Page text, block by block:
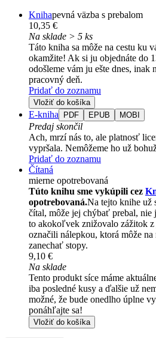
Knihapevná väzba s prebalom
10,35 €
Na sklade > 5 ks
Táto kniha sa môže na cestu ku
okamžite! Ak si ju objednáte do
odošleme vám ju ešte dnes, inak
pracovný deň.
Pridať do zoznamu
Vložiť do košíka
E-kniha PDF EPUB MOBI
Predaj skončil
Ach, mrzí nás to, ale platnosť
vypršala. Nemôžeme ho už
Pridať do zoznamu
Čítaná
mierne opotrebovaná
Túto knihu sme vykúpili cez
opotrebovaná.Na tejto knihe už
čítal, môže jej chýbať prebal, nie
to akokoľvek znižovalo zážitok
označili nálepkou, ktorá môže
zanechať stopy.
9,10 €
Na sklade
Tento produkt síce máme
iba posledné kusy a ďalšie už
možné, že bude onedlho úplne
ponáhľajte sa!
Vložiť do košíka